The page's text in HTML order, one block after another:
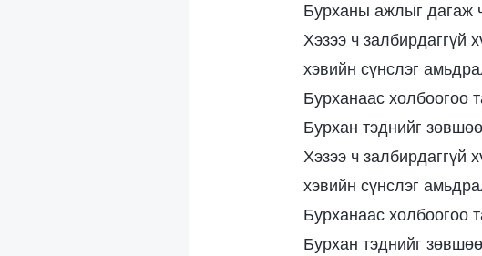
Бурханы ажлыг дагаж
Хэзээ ч залбирдаггүй
хэвийн сүнслэг
Бурханаас холбоогоо
Бурхан тэднийг
Хэзээ ч залбирдаггүй
хэвийн сүнслэг
Бурханаас холбоогоо
Бурхан тэднийг